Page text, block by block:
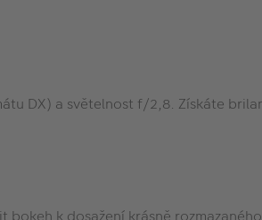
DX) a světelnost f/2,8. Získáte